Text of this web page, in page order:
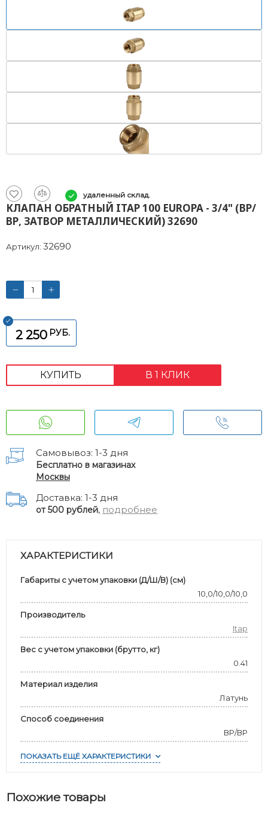
удаленный склад.
КЛАПАН ОБРАТНЫЙ ITAP 100 EUROPA - 3/4" (ВР/
ВР, ЗАТВОР МЕТАЛЛИЧЕСКИЙ) 32690
Артикул: 32690
2 250 РУБ.
КУПИТЬ В 1 КЛИК
Самовывоз: 1-3 дня
Бесплатно в магазинах
Москвы
Доставка: 1-3 дня
от 500 рублей, подробнее
ХАРАКТЕРИСТИКИ
Габариты с учетом упаковки (Д/Ш/В) (см)
10,0/10,0/10,0
Производитель
Itap
Вес с учетом упаковки (брутто, кг)
0.41
Материал изделия
Латунь
Способ соединения
ВР/ВР
ПОКАЗАТЬ ЕЩЁ ХАРАКТЕРИСТИКИ
Похожие товары